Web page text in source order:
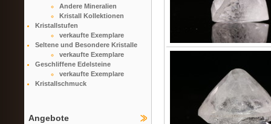
Andere Mineralien
Kristall Kollektionen
Kristallstufen
verkaufte Exemplare
Seltene und Besondere Kristalle
verkaufte Exemplare
Geschliffene Edelsteine
verkaufte Exemplare
Kristallschmuck
Angebote